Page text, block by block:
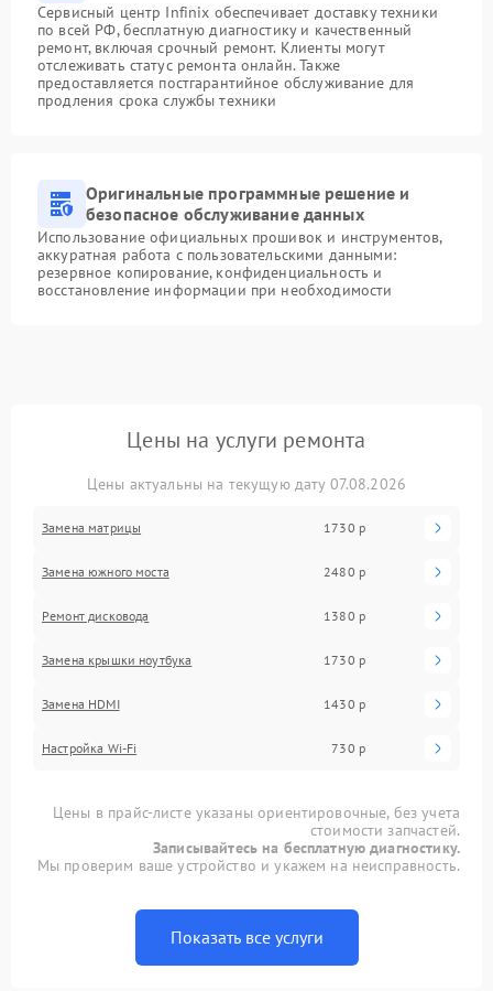
Сервисный центр Infinix обеспечивает доставку техники
по всей РФ, бесплатную диагностику и качественный
ремонт, включая срочный ремонт. Клиенты могут
отслеживать статус ремонта онлайн. Также
предоставляется постгарантийное обслуживание для
продления срока службы техники
Оригинальные программные решение и
безопасное обслуживание данных
Использование официальных прошивок и инструментов,
аккуратная работа с пользовательскими данными:
резервное копирование, конфиденциальность и
восстановление информации при необходимости
Цены на услуги ремонта
Цены актуальны на текущую дату 07.08.2026
Замена матрицы 1730 р
Замена южного моста 2480 р
Ремонт дисковода 1380 р
Замена крышки ноутбука 1730 р
Замена HDMI 1430 р
Настройка Wi-Fi 730 р
Цены в прайс-листе указаны ориентировочные, без учета
стоимости запчастей.
Записывайтесь на бесплатную диагностику.
Мы проверим ваше устройство и укажем на неисправность.
Показать все услуги